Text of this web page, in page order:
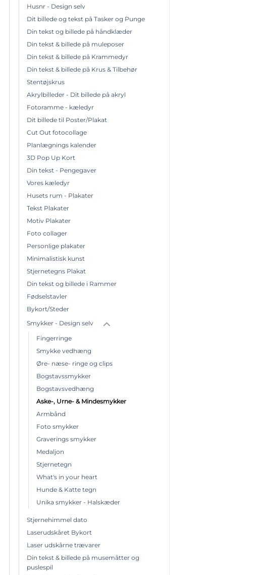
Husnr - Design selv
Dit billede og tekst på Tasker og Punge
Din tekst og billede på håndklæder
Din tekst & billede på muleposer
Din tekst & billede på Krammedyr
Din tekst & billede på Krus & Tilbehør
Stentøjskrus
Akrylbilleder - Dit billede på akryl
Fotoramme - kæledyr
Dit billede til Poster/Plakat
Cut Out fotocollage
Planlægnings kalender
3D Pop Up Kort
Din tekst - Pengegaver
Vores kæledyr
Husets rum - Plakater
Tekst Plakater
Motiv Plakater
Foto collager
Personlige plakater
Minimalistisk kunst
Stjernetegns Plakat
Din tekst og billede i Rammer
Fødselstavler
Bykort/Steder
Smykker - Design selv
Fingerringe
Smykke vedhæng
Øre- næse- ringe og clips
Bogstavssmykker
Bogstavsvedhæng
Aske-, Urne- & Mindesmykker
Armbånd
Foto smykker
Graverings smykker
Medaljon
Stjernetegn
What's in your heart
Hunde & Katte tegn
Unika smykker - Halskæder
Stjernehimmel dato
Laserudskåret Bykort
Laser udskårne trævarer
Din tekst & billede på musemåtter og
puslespil